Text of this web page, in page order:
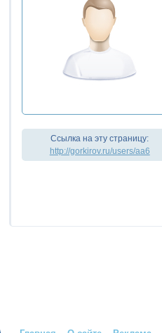
Ссылка на эту страницу:
http://gorkirov.ru/users/aa6